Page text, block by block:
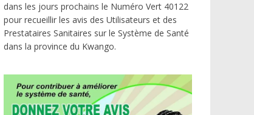
dans les jours prochains le Numéro Vert 40122
pour recueillir les avis des Utilisateurs et des
Prestataires Sanitaires sur le Système de Santé
dans la province du Kwango.